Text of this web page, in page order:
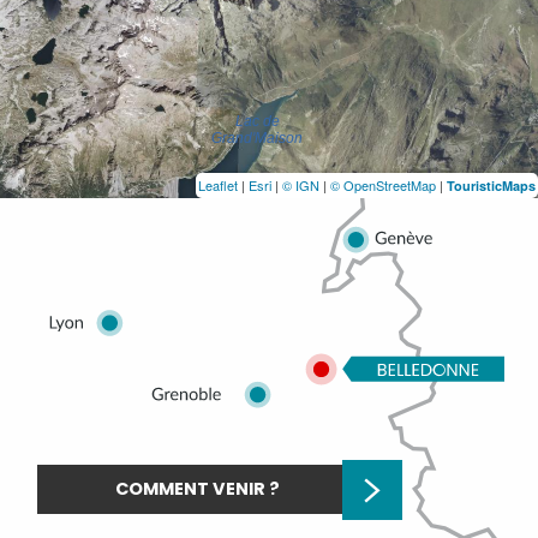
Leaflet | Esri | © IGN | © OpenStreetMap | TouristicMaps
COMMENT VENIR ?